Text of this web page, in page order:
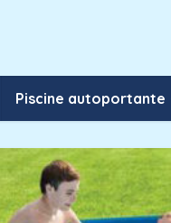
Piscine autoportante